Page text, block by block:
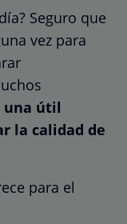
Seguro que
vez para
una útil
la calidad de
para el